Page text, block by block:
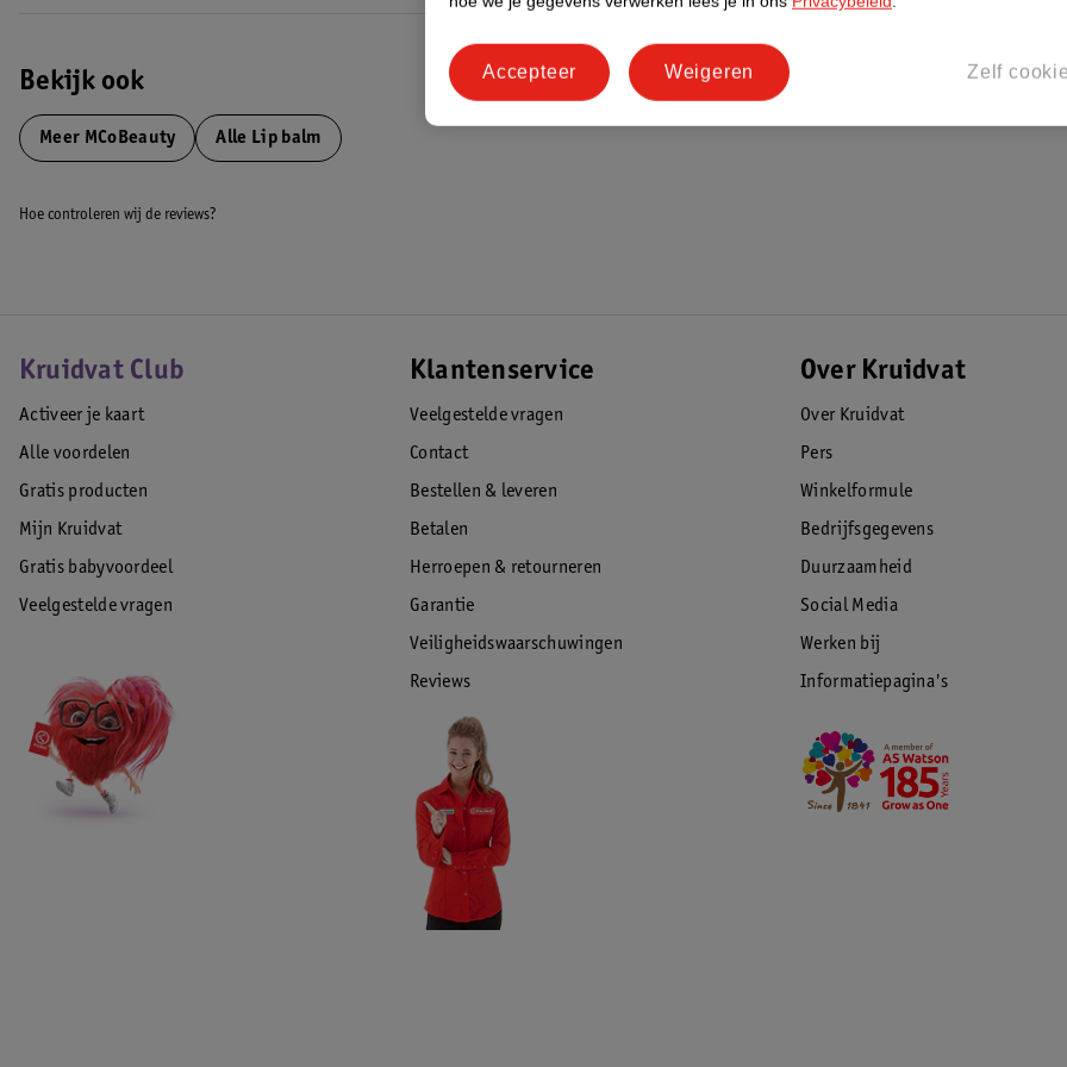
Bekijk ook
Meer MCoBeauty Alle Lip balm
Hoe controleren wij de reviews?
Kruidvat Club
Activeer je kaart
Alle voordelen
Gratis producten
Mijn Kruidvat
Gratis babyvoordeel
Veelgestelde vragen
Klantenservice
Veelgestelde vragen
Contact
Bestellen & leveren
Betalen
Herroepen & retourneren
Garantie
Veiligheidswaarschuwingen
Reviews
Over Kruidvat
Over Kruidvat
Pers
Winkelformule
Bedrijfsgegevens
Duurzaamheid
Social Media
Werken bij
Informatiepagina's
Zelf
Weigeren
Accepteer